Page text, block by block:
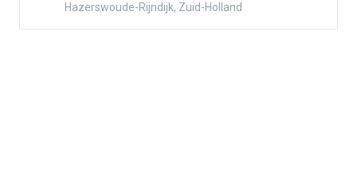
Hazerswoude-Rijndijk, Zuid-Holland